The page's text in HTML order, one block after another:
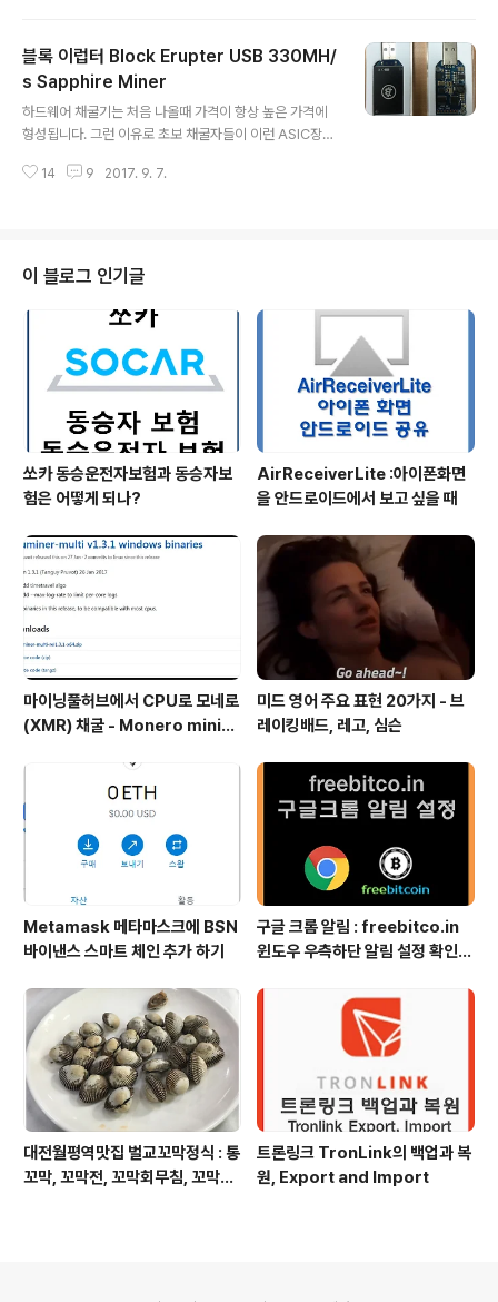
니다. 트레이딩의 측면에서만 보면, 가상화폐 거래소도 FX
와 크게 다르지 않을것이기에, 가상화폐 거래소를 직접 세
울것 같기도 한데, 2017년 9월 가상화폐 채굴 사업을 시
작한지 4개월만에 성과를 나타낸 것입니다. 반도체 강국인
의 반도체회사가 아닌 인터넷회사가 반도체 개발회사와 협
블록 이럽터 Block Erupter USB 330MH/
s Sapphire Miner
하드웨어 채굴기는 처음 나올때 가격이 항상 높은 가격에
형성됩니다. 그런 이유로 초보 채굴자들이 이런 ASIC장비
그래서 코인 초급자를 위해 글을 작성하는 저로서는 하드
하는 정도만으로도 초급자에게 도움이 될거라는 생각을 하
게 되었습니다. 그래서, 몇대 있지 않지만, 보유하고 있는 A
SIC에 대해서 작성을 하기를 시작 합니다. 블록 이럽터에
USB 330MH/s Sapphire Miner" 입니다.사진의 왼쪽
은 앞면..
14 9 2017. 9. 7.
이 블로그 인기글
쏘카 동승운전자보험과 동승자보
험은 어떻게 되나?
AirReceiverLite :아이폰화면
을 안드로이드에서 보고 싶을 때
마이닝풀허브에서 CPU로 모네로
(XMR) 채굴 - Monero minin
미드 영어 주요 표현 20가지 - 브
레이킹배드, 레고, 심슨
Metamask 메타마스크에 BSN
바이낸스 스마트 체인 추가 하기
구글 크롬 알림 : freebitco.in
윈도우 우측하단 알림 설정 확인
대전월평역맛집 벌교꼬막정식 : 통
꼬막, 꼬막전, 꼬막회무침, 꼬막탕
트론링크 TronLink의 백업과 복
원, Export and Import